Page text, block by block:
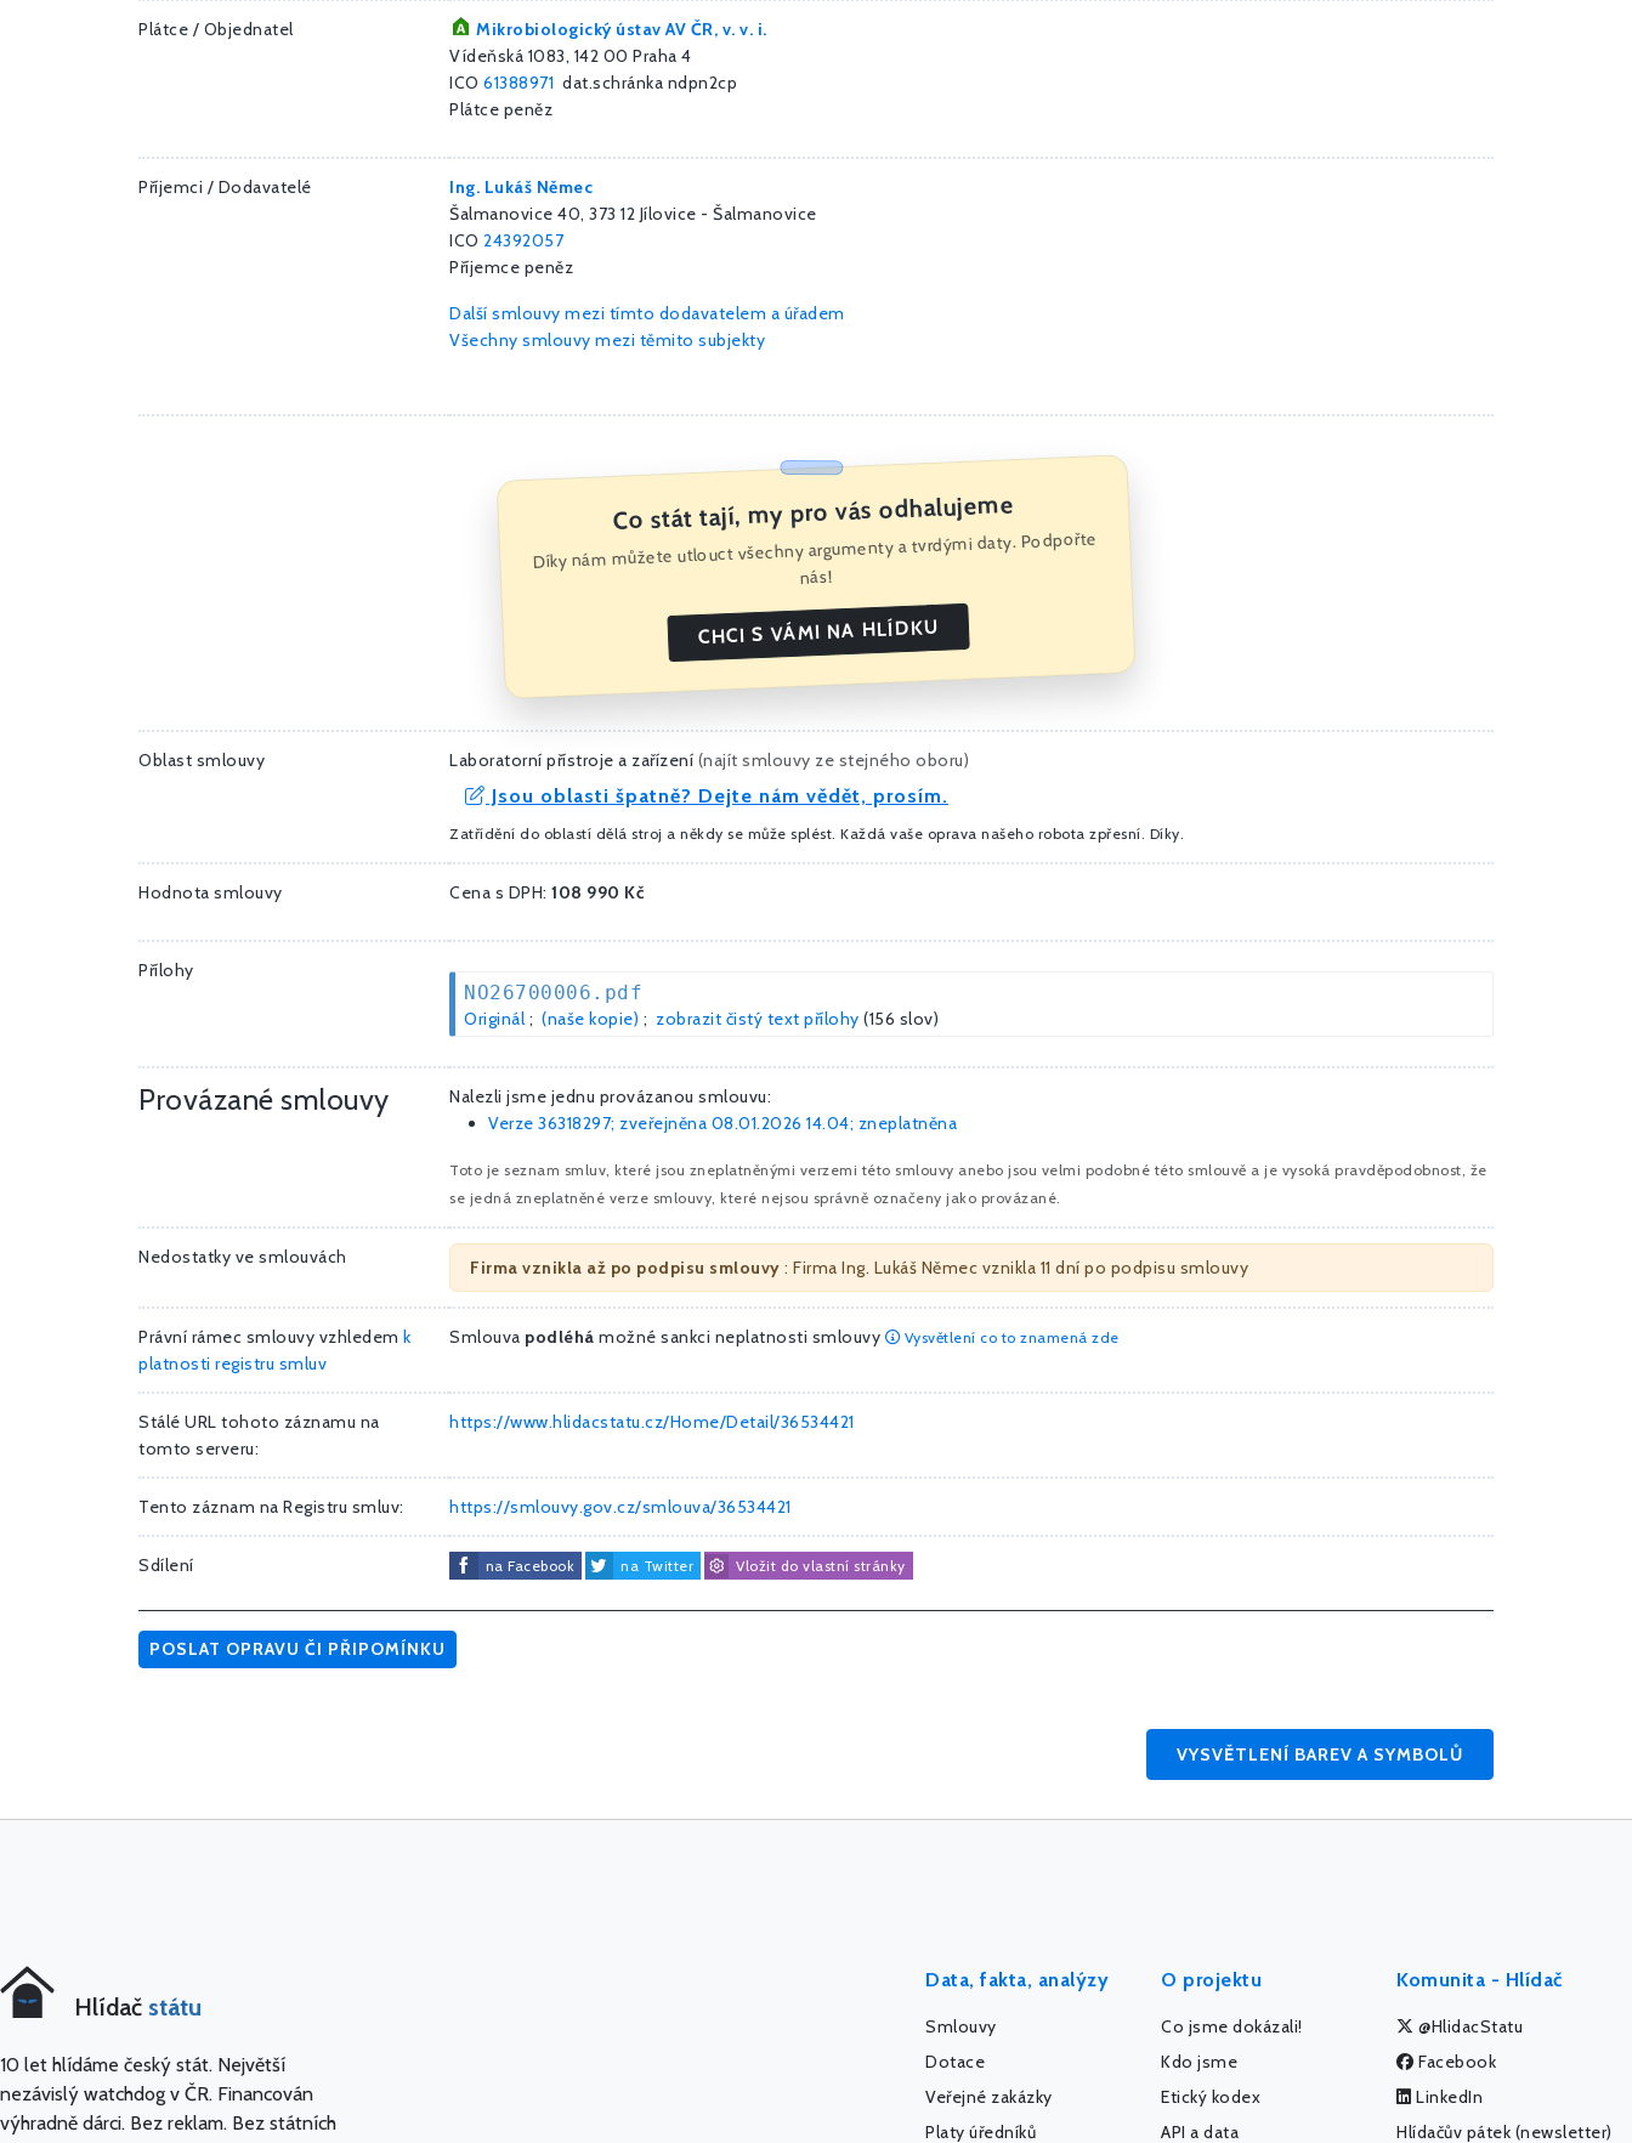
Plátce / Objednatel
Mikrobiologický ústav AV ČR, v. v. i.
Vídeňská 1083, 142 00 Praha 4
ICO 61388971 dat.schránka ndpn2cp
Plátce peněz
Příjemci / Dodavatelé
Ing. Lukáš Němec
Šalmanovice 40, 373 12 Jílovice - Šalmanovice
ICO 24392057
Příjemce peněz
Další smlouvy mezi tímto dodavatelem a úřadem
Všechny smlouvy mezi těmito subjekty
Co stát tají, my pro vás odhalujeme
Díky nám můžete utlouct všechny argumenty a tvrdými daty. Podpořte
nás!
CHCI S VÁMI NA HLÍDKU
Oblast smlouvy Laboratorní přístroje a zařízení (najít smlouvy ze stejného oboru)
Jsou oblasti špatně? Dejte nám vědět, prosím.
Zatřídění do oblastí dělá stroj a někdy se může splést. Každá vaše oprava našeho robota zpřesní. Díky.
Hodnota smlouvy Cena s DPH: 108 990 Kč
Přílohy
NO26700006.pdf
Originál ; (naše kopie) ; zobrazit čistý text přílohy (156 slov)
Provázané smlouvy
Nalezli jsme jednu provázanou smlouvu:
Verze 36318297; zveřejněna 08.01.2026 14.04; zneplatněna
Toto je seznam smluv, které jsou zneplatněnými verzemi této smlouvy anebo jsou velmi podobné této smlouvě a je vysoká pravděpodobnost, že
se jedná zneplatněné verze smlouvy, které nejsou správně označeny jako provázané.
Nedostatky ve smlouvách Firma vznikla až po podpisu smlouvy : Firma Ing. Lukáš Němec vznikla 11 dní po podpisu smlouvy
Právní rámec smlouvy vzhledem k
platnosti registru smluv
Smlouva podléhá možné sankci neplatnosti smlouvy Vysvětlení co to znamená zde
Stálé URL tohoto záznamu na
tomto serveru:
https://www.hlidacstatu.cz/Home/Detail/36534421
Tento záznam na Registru smluv: https://smlouvy.gov.cz/smlouva/36534421
Sdílení na Facebook na Twitter Vložit do vlastní stránky
POSLAT OPRAVU ČI PŘIPOMÍNKU
VYSVĚTLENÍ BAREV A SYMBOLŮ
Hlídač státu
10 let hlídáme český stát. Největší
nezávislý watchdog v ČR. Financován
výhradně dárci. Bez reklam. Bez státních
Data, fakta, analýzy
Smlouvy
Dotace
Veřejné zakázky
Platy úředníků
O projektu
Co jsme dokázali!
Kdo jsme
Etický kodex
API a data
Komunita - Hlídač
@HlidacStatu
Facebook
LinkedIn
Hlídačův pátek (newsletter)